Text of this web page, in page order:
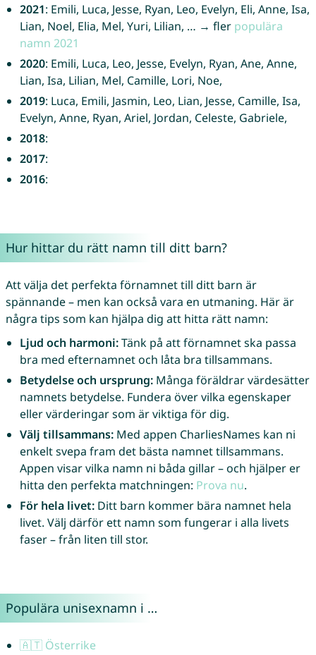
2021: Emili, Luca, Jesse, Ryan, Leo, Evelyn, Eli, Anne, Isa,
Lian, Noel, Elia, Mel, Yuri, Lilian, … → fler populära
namn 2021
2020: Emili, Luca, Leo, Jesse, Evelyn, Ryan, Ane, Anne,
Lian, Isa, Lilian, Mel, Camille, Lori, Noe,
2019: Luca, Emili, Jasmin, Leo, Lian, Jesse, Camille, Isa,
Evelyn, Anne, Ryan, Ariel, Jordan, Celeste, Gabriele,
2018:
2017:
2016:
Hur hittar du rätt namn till ditt barn?
Att välja det perfekta förnamnet till ditt barn är
spännande – men kan också vara en utmaning. Här är
några tips som kan hjälpa dig att hitta rätt namn:
Ljud och harmoni:Tänk på att förnamnet ska passa
bra med efternamnet och låta bra tillsammans.
Betydelse och ursprung:Många föräldrar värdesätter
namnets betydelse. Fundera över vilka egenskaper
eller värderingar som är viktiga för dig.
Välj tillsammans:Med appen CharliesNames kan ni
enkelt svepa fram det bästa namnet tillsammans.
Appen visar vilka namn ni båda gillar – och hjälper er
hitta den perfekta matchningen: Prova nu.
För hela livet:Ditt barn kommer bära namnet hela
livet. Välj därför ett namn som fungerar i alla livets
faser – från liten till stor.
Populära unisexnamn i …
🇦🇹 Österrike